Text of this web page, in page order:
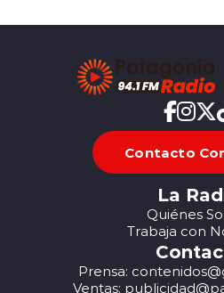
Contacto
La
Quiénes
Trabaja con
Prensa:
Ventas: